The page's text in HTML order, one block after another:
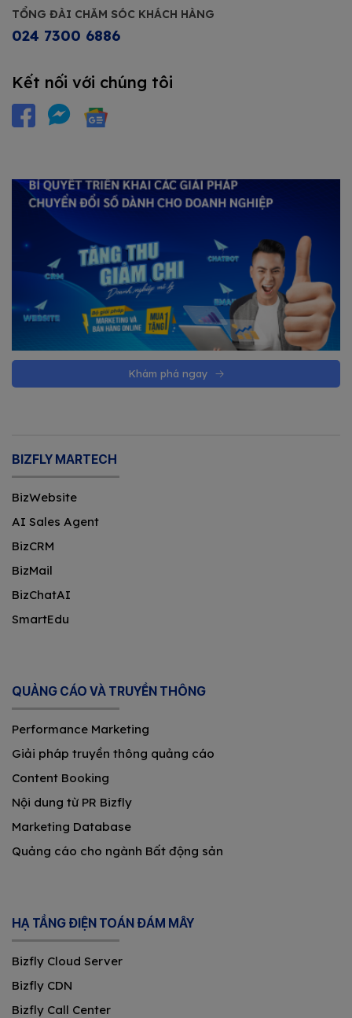
TỔNG ĐÀI CHĂM SÓC KHÁCH HÀNG
024 7300 6886
Kết nối với chúng tôi
Khám phá ngay
BIZFLY MARTECH
BizWebsite
AI Sales Agent
BizCRM
BizMail
BizChatAI
SmartEdu
QUẢNG CÁO VÀ TRUYỀN THÔNG
Performance Marketing
Giải pháp truyền thông quảng cáo
Content Booking
Nội dung từ PR Bizfly
Marketing Database
Quảng cáo cho ngành Bất động sản
HẠ TẦNG ĐIỆN TOÁN ĐÁM MÂY
Bizfly Cloud Server
Bizfly CDN
Bizfly Call Center